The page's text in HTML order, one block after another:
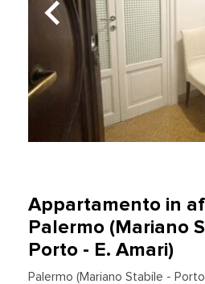
Appartamento in
Palermo (Mariano
Porto - E. Amari)
Palermo (Mariano Stabile -